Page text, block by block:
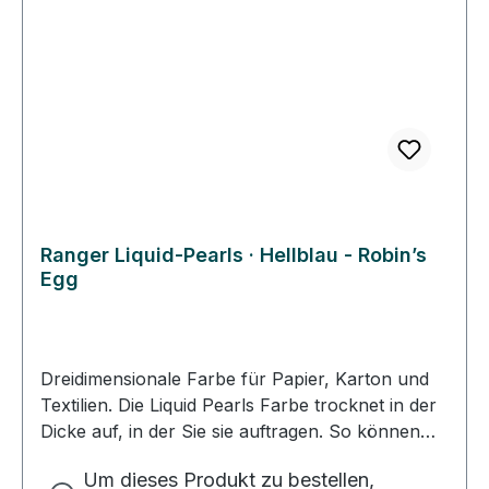
Ranger Liquid-Pearls · Hellblau - Robin’s
Egg
Dreidimensionale Farbe für Papier, Karton und
Textilien. Die Liquid Pearls Farbe trocknet in der
Dicke auf, in der Sie sie auftragen. So können
verzieren. Mit der besonders feinen Spitze des
Um dieses Produkt zu bestellen,